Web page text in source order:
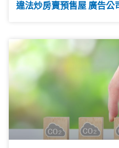
違法炒房賣預售屋 廣告公